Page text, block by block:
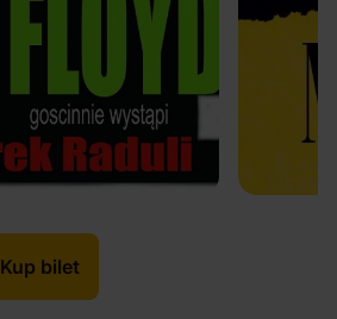
Kup bilet